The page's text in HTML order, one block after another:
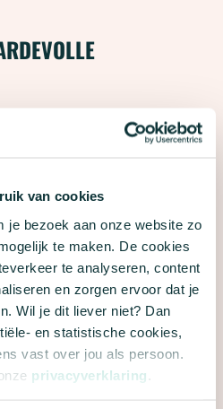
van cookies
je bezoek aan onze website zo
te maken. De cookies
te analyseren, content
en zorgen ervoor dat je
Wil je dit liever niet? Dan
en statistische cookies,
vast over jou als persoon.
privacyverklaring
en de sector wel
groei of krimp van de
uitgaven van elk type
de milieukosten om die
te laten vliegen. En
maar neemt alle
weg, water en spoor